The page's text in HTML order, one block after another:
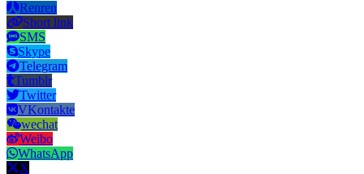
Renren
Short link
SMS
Skype
Telegram
Tumblr
Twitter
VKontakte
wechat
Weibo
WhatsApp
X